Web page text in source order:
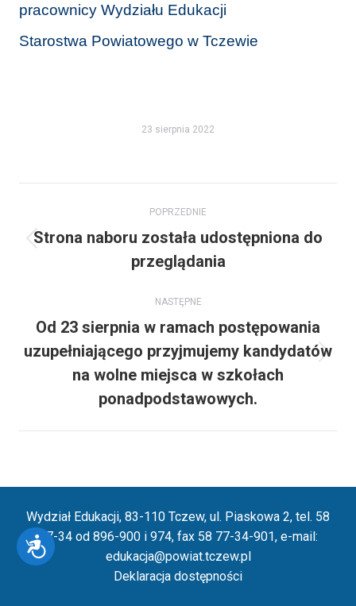
Dostępność
pracownicy Wydziału Edukacji
Starostwa Powiatowego w Tczewie
23 sierpnia 2022
wpisów
POPRZEDNIE
Poprzedni
wpis:
Strona naboru została udostępniona do
przeglądania
NASTĘPNE
Następny
wpis:
Od 23 sierpnia w ramach postępowania
uzupełniającego przyjmujemy kandydatów
na wolne miejsca w szkołach
ponadpodstawowych.
Wydział Edukacji, 83-110 Tczew, ul. Piaskowa 2, tel. 58
77-34 od 896-900 i 974, fax 58 77-34-901, e-mail:
edukacja@powiat.tczew.pl
Deklaracja dostępności